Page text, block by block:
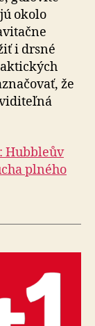
okolo
i drsné
že
Hubbleův
plného